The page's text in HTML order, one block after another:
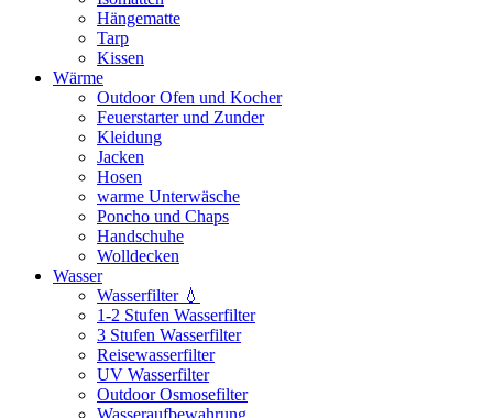
Hängematte
Tarp
Kissen
Wärme
Outdoor Ofen und Kocher
Feuerstarter und Zunder
Kleidung
Jacken
Hosen
warme Unterwäsche
Poncho und Chaps
Handschuhe
Wolldecken
Wasser
Wasserfilter 💧
1-2 Stufen Wasserfilter
3 Stufen Wasserfilter
Reisewasserfilter
UV Wasserfilter
Outdoor Osmosefilter
Wasseraufbewahrung